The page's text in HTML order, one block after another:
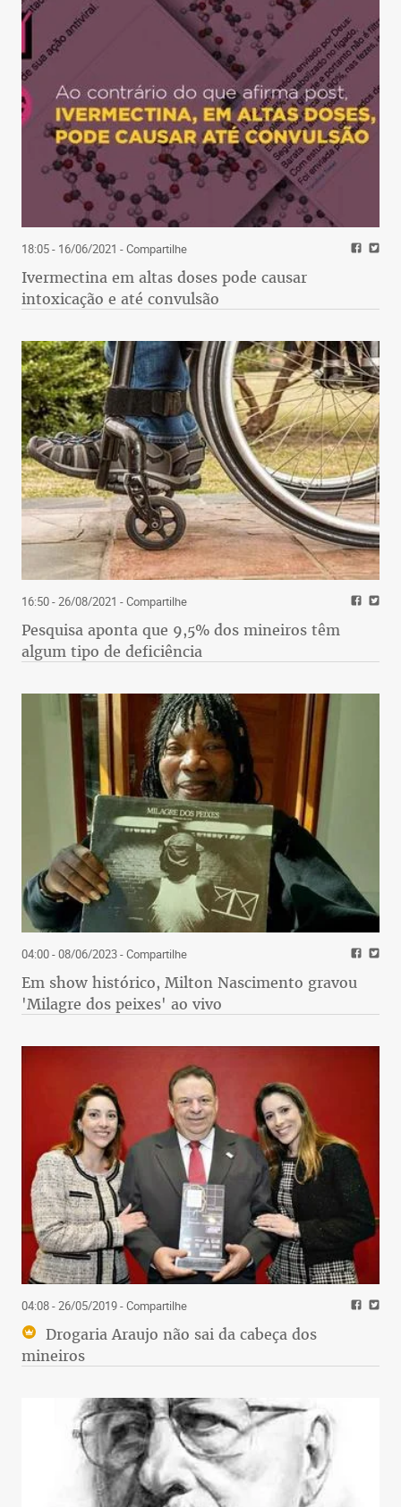
18:05 - 16/06/2021 - Compartilhe
Ivermectina em altas doses pode causar
intoxicação e até convulsão
16:50 - 26/08/2021 - Compartilhe
Pesquisa aponta que 9,5% dos mineiros têm
algum tipo de deficiência
04:00 - 08/06/2023- Compartilhe
Em show histórico, Milton Nascimento gravou
'Milagre dos peixes' ao vivo
04:08 - 26/05/2019- Compartilhe
Drogaria Araujo não sai da cabeça dos
mineiros